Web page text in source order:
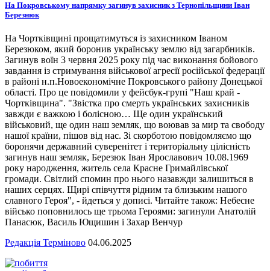
На Покровському напрямку загинув захисник з Тернопільщини Іван
Березнюк
На Чортківщині прощатимуться із захисником Іваном
Березюком, який боронив українську землю від загарбників.
Загинув воїн 3 червня 2025 року під час виконання бойового
завдання із стримування військової агресії російської федерації
в районі н.п.Новоекономічне Покровського району Донецької
області. Про це повідомили у фейсбук-групі "Наш край -
Чортківщина". "Звістка про смерть українських захисників
завжди є важкою і болісною… Ще один український
військовий, ще один наш земляк, що воював за мир та свободу
нашої країни, пішов від нас. Зі скорботою повідомляємо що
боронячи державний суверенітет і територіальну цілісність
загинув наш земляк, Березюк Іван Ярославович 10.08.1969
року народження, житель села Красне Гримайлівської
громади. Світлий спомин про нього назавжди залишиться в
наших серцях. Щирі співчуття рідним та близьким нашого
славного Героя", - йдеться у дописі. Читайте також: Небесне
військо поповнилось ще трьома Героями: загинули Анатолій
Панасюк, Василь Ющишин і Захар Венчур
Редакція Терміново 04.06.2025